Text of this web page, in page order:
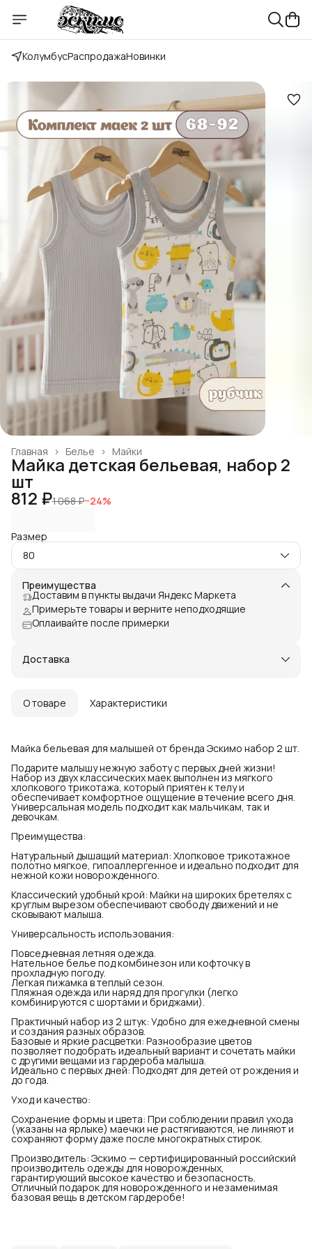
КолумбусРаспродажаНовинки
Майки
Белье ›
Главная ›
Майка детская бельевая, набор 2
шт
812 ₽1 068 ₽−24%
Размер
80
Преимущества
Доставим в пункты выдачи Яндекс Маркета
Примерьте товары и верните неподходящие
Оплаивайте после примерки
Доставка
О товаре Характеристики
Майка бельевая для малышей от бренда Эскимо набор 2 шт.
Подарите малышу нежную заботу с первых дней жизни!
Набор из двух классических маек выполнен из мягкого
хлопкового трикотажа, который приятен к телу и
обеспечивает комфортное ощущение в течение всего дня.
Универсальная модель подходит как мальчикам, так и
девочкам.
Преимущества:
Натуральный дышащий материал: Хлопковое трикотажное
полотно мягкое, гипоаллергенное и идеально подходит для
нежной кожи новорожденного.
Классический удобный крой: Майки на широких бретелях с
круглым вырезом обеспечивают свободу движений и не
сковывают малыша.
Универсальность использования:
Повседневная летняя одежда.
Нательное белье под комбинезон или кофточку в
прохладную погоду.
Легкая пижамка в теплый сезон.
Пляжная одежда или наряд для прогулки (легко
комбинируются с шортами и бриджами).
Практичный набор из 2 штук: Удобно для ежедневной смены
и создания разных образов.
Базовые и яркие расцветки: Разнообразие цветов
позволяет подобрать идеальный вариант и сочетать майки
с другими вещами из гардероба малыша.
Идеально с первых дней: Подходят для детей от рождения и
до года.
Уход и качество:
Сохранение формы и цвета: При соблюдении правил ухода
(указаны на ярлыке) маечки не растягиваются, не линяют и
сохраняют форму даже после многократных стирок.
Производитель: Эскимо — сертифицированный российский
производитель одежды для новорожденных,
гарантирующий высокое качество и безопасность.
Отличный подарок для новорожденного и незаменимая
базовая вещь в детском гардеробе!